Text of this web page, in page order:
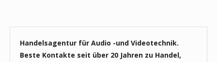
Handelsagentur für Audio -und Videotechnik.
Beste Kontakte seit über 20 Jahren zu Handel,